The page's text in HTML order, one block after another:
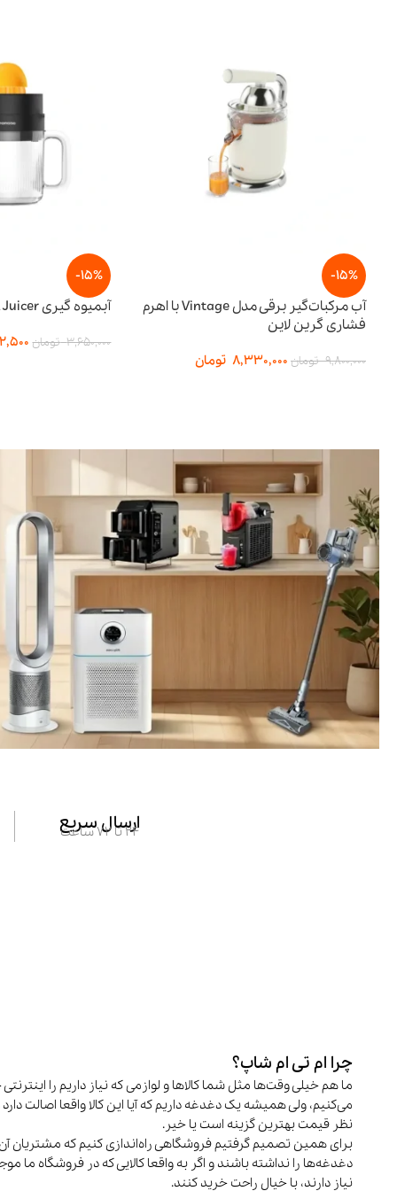
آب مرکبات‌گیر برقی مدل Vintage با اهرم
تومان
آبمیوه گیری BI-Directional Juicer پرودو
3,102,500 تومان
ارسال سریع
24 تا 72 ساعت
چرا ام تی ام شاپ؟
ما هم خیلی وقت‌ها مثل شما کالاها و لوازمی که نیاز داریم را
می‌کنیم، ولی همیشه یک دغدغه داریم که آیا این کالا واقعا اصالت دارد
نظر قیمت بهترین گزینه است یا خیر.
برای همین تصمیم گرفتیم فروشگاهی راه‌اندازی کنیم که مشتریان
دغدغه‌ها را نداشته باشند و اگر به واقعا کالایی که در فروشگاه ما
نیاز دارند، با خیال راحت خرید کنند.